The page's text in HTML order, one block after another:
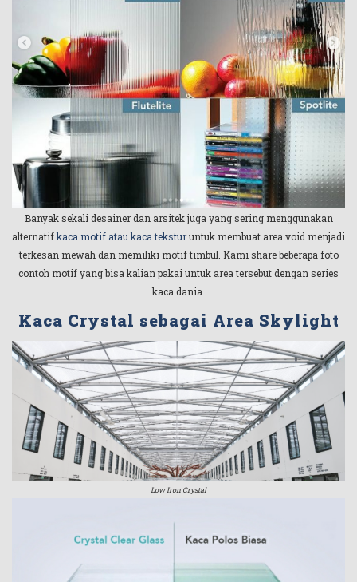
Banyak sekali desainer dan arsitek juga yang sering menggunakan
alternatifkaca motif atau kaca teksturuntuk membuat area void menjadi
terkesan mewah dan memiliki motif timbul. Kami share beberapa foto
contoh motif yang bisa kalian pakai untuk area tersebut dengan series
kaca dania.
Kaca Crystal sebagai Area Skylight
Low Iron Crystal